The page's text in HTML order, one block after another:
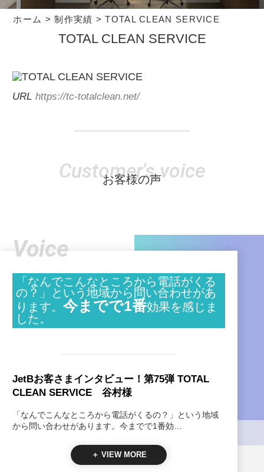
ホーム >制作実績 >TOTAL CLEAN SERVICE
TOTAL CLEAN SERVICE
URL https://tc-totalclean.net/
お客様の声
Customer's voice
Voice
「なんでこんなところから電話がくる
の？」という地域から問い合わせがあ
ります。 今までで1番効果を感じま
した。
JetBお客さまインタビュー！第75弾 TOTAL
CLEAN SERVICE 谷村様
「なんでこんなところから電話がくるの？」という地域
から問い合わせがあります。今までで1番効…
＋ VIEW MORE